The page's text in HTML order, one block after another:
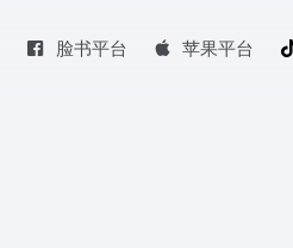
脸书平台 苹果平台